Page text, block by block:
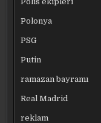
Polonya
PSG
Putin
ramazan bayramı
Real Madrid
reklam